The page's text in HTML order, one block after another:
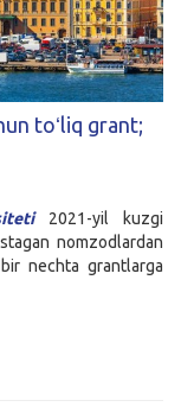
toʻliq grant;
2021-yil kuzgi
nomzodlardan
nechta grantlarga